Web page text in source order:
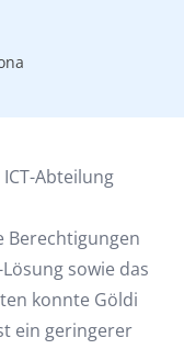
Abteilung
Berechtigungen
sowie das
konnte Göldi
ein geringerer